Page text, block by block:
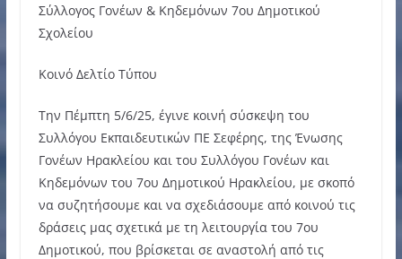
Σύλλογος Γονέων & Κηδεμόνων 7ου Δημοτικού
Σχολείου
Κοινό Δελτίο Τύπου
Την Πέμπτη 5/6/25, έγινε κοινή σύσκεψη του
Συλλόγου Εκπαιδευτικών ΠΕ Σεφέρης, της Ένωσης
Γονέων Ηρακλείου και του Συλλόγου Γονέων και
Κηδεμόνων του 7ου Δημοτικού Ηρακλείου, με σκοπό
να συζητήσουμε και να σχεδιάσουμε από κοινού τις
δράσεις μας σχετικά με τη λειτουργία του 7ου
Δημοτικού, που βρίσκεται σε αναστολή από τις